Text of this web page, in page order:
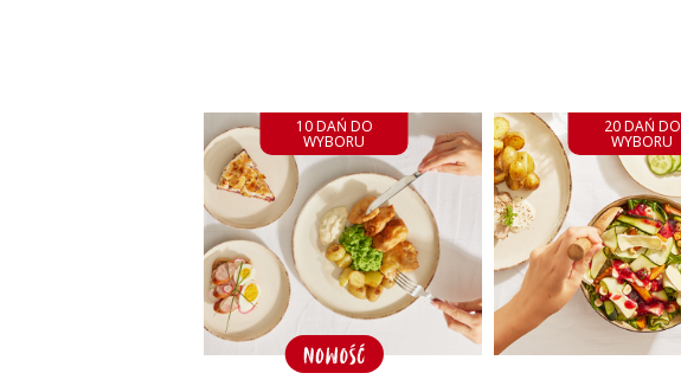
10 DAŃ DO
WYBORU
20 DAŃ DO
WYBORU